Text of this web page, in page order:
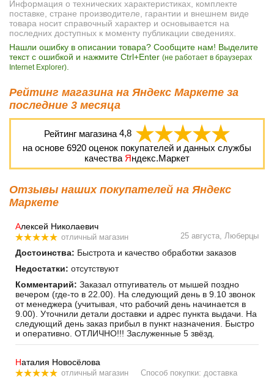
Информация о технических характеристиках, комплекте
поставке, стране производителе, гарантии и внешнем виде
товара носит справочный характер и основывается на
последних доступных к моменту публикации сведениях.
Нашли ошибку в описании товара? Сообщите нам! Выделите
текст с ошибкой и нажмите Ctrl+Enter (не работает в браузерах
Internet Explorer)
Рейтинг магазина на Яндекс Маркете за
последние 3 месяца
Рейтинг магазина 4,8
на основе 6920 оценок покупателей и данных службы
качества Яндекс.Маркет
Отзывы наших покупателей на Яндекс
Маркете
Алексей Николаевич
отличный магазин 25 августа, Люберцы
Достоинства: Быстрота и качество обработки заказов
Недостатки: отсутствуют
Комментарий: Заказал отпугиватель от мышей поздно
вечером (где-то в 22.00). На следующий день в 9.10 звонок
от менеджера (учитывая, что рабочий день начинается в
9.00). Уточнили детали доставки и адрес пункта выдачи. На
следующий день заказ прибыл в пункт назначения. Быстро
и оперативно. ОТЛИЧНО!!! Заслуженные 5 звёзд.
Наталия Новосёлова
отличный магазин
Способ покупки: доставка